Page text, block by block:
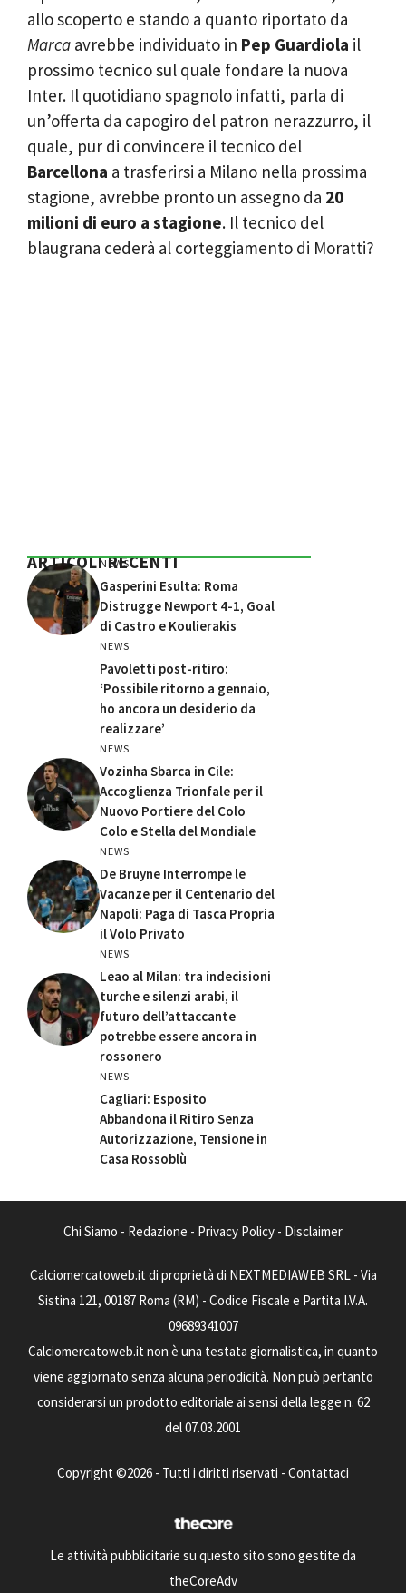
allo scoperto e stando a quanto riportato da
Marca avrebbe individuato in Pep Guardiola il
prossimo tecnico sul quale fondare la nuova
Inter. Il quotidiano spagnolo infatti, parla di
un’offerta da capogiro del patron nerazzurro, il
quale, pur di convincere il tecnico del
Barcellona a trasferirsi a Milano nella prossima
stagione, avrebbe pronto un assegno da 20
milioni di euro a stagione. Il tecnico del
blaugrana cederà al corteggiamento di Moratti?
ARTICOLI RECENTI
NEWS
Gasperini Esulta: Roma
Distrugge Newport 4-1, Goal
di Castro e Koulierakis
NEWS
Pavoletti post-ritiro:
‘Possibile ritorno a gennaio,
ho ancora un desiderio da
realizzare’
NEWS
Vozinha Sbarca in Cile:
Accoglienza Trionfale per il
Nuovo Portiere del Colo
Colo e Stella del Mondiale
NEWS
De Bruyne Interrompe le
Vacanze per il Centenario del
Napoli: Paga di Tasca Propria
il Volo Privato
NEWS
Leao al Milan: tra indecisioni
turche e silenzi arabi, il
futuro dell’attaccante
potrebbe essere ancora in
rossonero
NEWS
Cagliari: Esposito
Abbandona il Ritiro Senza
Autorizzazione, Tensione in
Casa Rossoblù
Chi Siamo - Redazione - Privacy Policy - Disclaimer
Calciomercatoweb.it di proprietà di NEXTMEDIAWEB SRL - Via
Sistina 121, 00187 Roma (RM) - Codice Fiscale e Partita I.V.A.
09689341007
Calciomercatoweb.it non è una testata giornalistica, in quanto
viene aggiornato senza alcuna periodicità. Non può pertanto
considerarsi un prodotto editoriale ai sensi della legge n. 62
del 07.03.2001
Copyright ©2026 - Tutti i diritti riservati - Contattaci
Le attività pubblicitarie su questo sito sono gestite da
theCoreAdv